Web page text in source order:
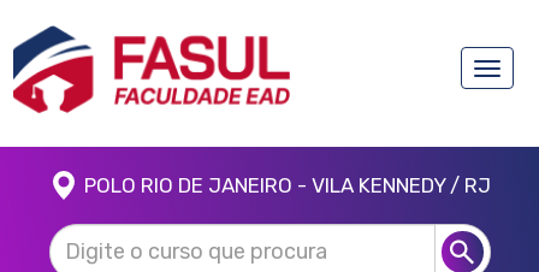
Toggle
POLO RIO DE JANEIRO - VILA KENNEDY / RJ